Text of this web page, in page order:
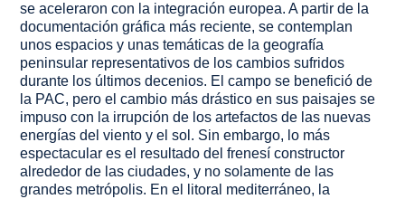
se aceleraron con la integración europea. A partir de la
documentación gráfica más reciente, se contemplan
unos espacios y unas temáticas de la geografía
peninsular representativos de los cambios sufridos
durante los últimos decenios. El campo se benefició de
la PAC, pero el cambio más drástico en sus paisajes se
impuso con la irrupción de los artefactos de las nuevas
energías del viento y el sol. Sin embargo, lo más
espectacular es el resultado del frenesí constructor
alrededor de las ciudades, y no solamente de las
grandes metrópolis. En el litoral mediterráneo, la